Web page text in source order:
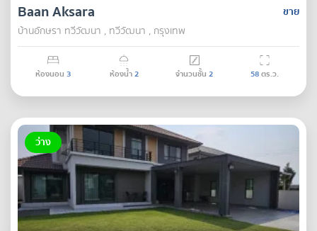
ขาย
Baan Aksara
บ้านอักษรา ทวีวัฒนา , ทวีวัฒนา , กรุงเทพ
ห้องนอน 3 ห้องน้ำ2 จำนวนชั้น 2 58ตร.ว.
ว่าง